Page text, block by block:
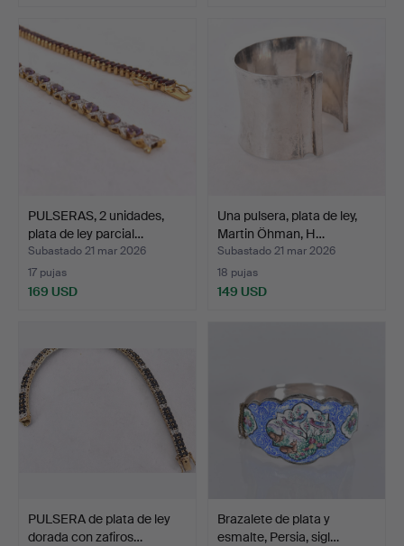
PULSERAS, 2 unidades,
plata de ley parcial…
Subastado 21 mar 2026
17 pujas
169 USD
Una pulsera, plata de ley,
Martin Öhman, H…
Subastado 21 mar 2026
18 pujas
149 USD
PULSERA de plata de ley
dorada con zafiros…
Brazalete de plata y
esmalte, Persia, sigl…